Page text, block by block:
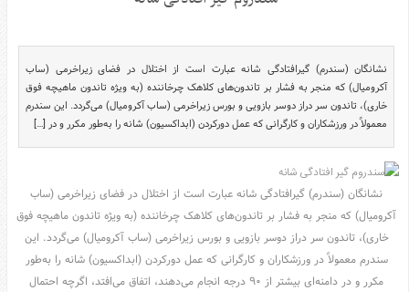
هنر
ورزش
منوی
اصلی
صفحه
اصلی
آشپزی
دکوراسیون
اخبار
پزشکی
نشانگان (سندرم) گیرافتادگی شانه عبارت است از اختلال در فضای زیراخرمی (ساب
آکرومیال) که منجر به فشار بر تاندون‌های کلاهک چرخاننده (به ویژه تاندون ماهیچه فوق
خاری)، تاندون سر دراز دوسر بازویی و بورس زیراخرمی (ساب آکرومیال) می‌گردد. این سندرم
معمولاً در ورزشکاران و کارگرانی که عمل دورکردن (ابداکسیون) شانه را به‌طور مکرر و در […]
نشانگان (سندرم) گیرافتادگی شانه عبارت است از اختلال در فضای زیراخرمی (ساب
آکرومیال) که منجر به فشار بر تاندون‌های کلاهک چرخاننده (به ویژه تاندون ماهیچه فوق
خاری)، تاندون سر دراز دوسر بازویی و بورس زیراخرمی (ساب آکرومیال) می‌گردد. این
سندرم معمولاً در ورزشکاران و کارگرانی که عمل دورکردن (ابداکسیون) شانه را به‌طور
مکرر و در دامنه‌ای بیشتر از ۹۰ درجه انجام می‌دهند، اتفاق می‌افتد، اگرچه احتمال